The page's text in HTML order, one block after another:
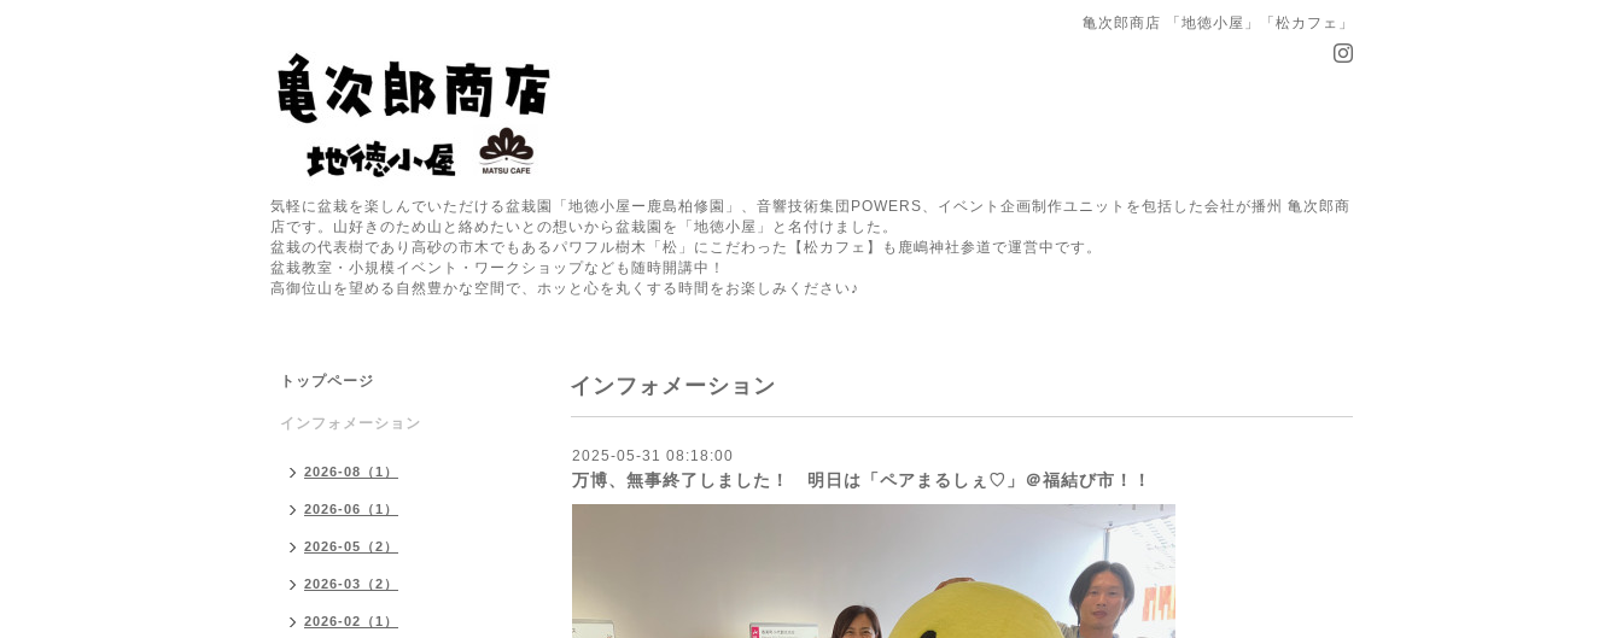
亀次郎商店 「地徳小屋」「松カフェ」
気軽に盆栽を楽しんでいただける盆栽園「地徳小屋ー鹿島柏修園」、音響技術集団POWERS、イベント企画制作ユニットを包括した会社が播州 亀次郎商
店です。山好きのため山と絡めたいとの想いから盆栽園を「地徳小屋」と名付けました。
盆栽の代表樹であり高砂の市木でもあるパワフル樹木「松」にこだわった【松カフェ】も鹿嶋神社参道で運営中です。
盆栽教室・小規模イベント・ワークショップなども随時開講中！
高御位山を望める自然豊かな空間で、ホッと心を丸くする時間をお楽しみください♪
インフォメーション
2025-05-31 08:18:00
万博、無事終了しました！ 明日は「ペアまるしぇ♡」＠福結び市！！
トップページ
インフォメーション
2026-08（1）
2026-06（1）
2026-05（2）
2026-03（2）
2026-02（1）